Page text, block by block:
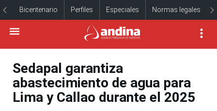
Bicentenario Perfiles Especiales Normas legales
Sedapal garantiza
abastecimiento de agua para
Lima y Callao durante el 2025